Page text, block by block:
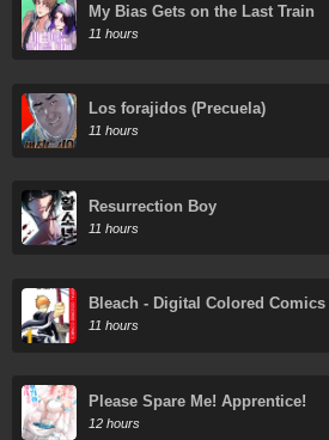
My Bias Gets on the Last Train
11 hours
Los forajidos (Precuela)
11 hours
Resurrection Boy
11 hours
Bleach - Digital Colored Comics
11 hours
Please Spare Me! Apprentice!
12 hours